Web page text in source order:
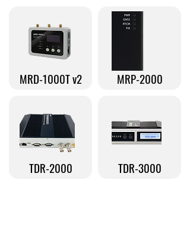
MRD-1000T v2 MRP-2000
TDR-2000 TDR-3000